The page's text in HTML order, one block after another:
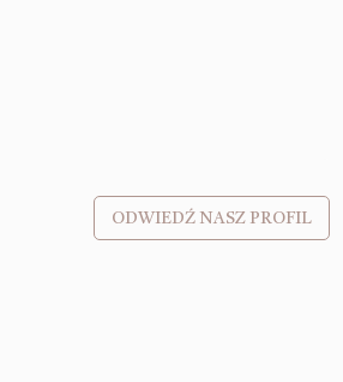
ODWIEDŹ NASZ PROFIL